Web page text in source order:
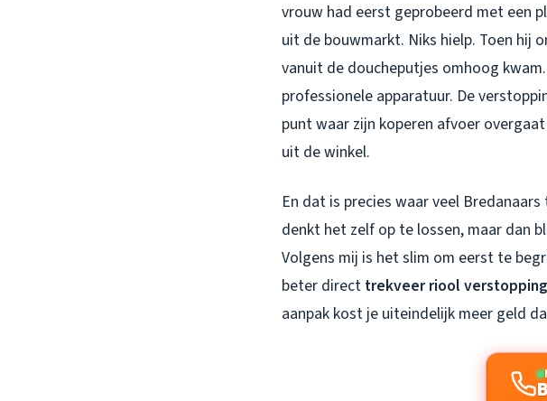
vrouw had eerst geprobeerd met een
uit de bouwmarkt. Niks hielp. Toen hij
vanuit de doucheputjes omhoog
professionele apparatuur. De
punt waar zijn koperen afvoer
uit de winkel.
En dat is precies waar veel
denkt het zelf op te lossen, maar dan
Volgens mij is het slim om eerst te
beter direct trekveer riool
aanpak kost je uiteindelijk meer geld